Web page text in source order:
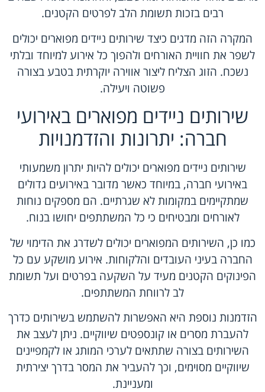
רבים בזכות תשומת הלב לפרטים הקטנים.
המקרה הזה מדגים כיצד שירותים ניידים מפוארים יכולים
לשפר את חוויית האורחים ולהפוך כל אירוע למיוחד ובלתי
נשכח. הזוג הצליח ליצור אווירה יוקרתית בטבע בצורה
פשוטה ויעילה.
שירותים ניידים מפוארים באירועי
חברה: יתרונות והזדמנויות
שירותים ניידים מפוארים יכולים להיות יתרון משמעותי
באירועי חברה, במיוחד כאשר מדובר באירועים גדולים
שמתקיימים במקומות לא שגרתיים. הם מספקים נוחות
לאורחים ומבטיחים כי כל המשתתפים יחושו בנוח.
כמו כן, השירותים המפוארים יכולים לשדרג את הדימוי של
החברה בעיני העובדים והלקוחות. אירוע מושקע עם כל
הפינוקים הקטנים מעיד על השקעה בפרטים ועל תשומת
לב לרווחת המשתתפים.
הזדמנות נוספת היא האפשרות להשתמש בשירותים כדרך
להעברת מסרים או קונספטים שיווקיים. ניתן לעצב את
השירותים בצורה שתתאים לערכי המותג או לקמפיינים
שיווקיים מסוימים, וכך להעביר את המסר בדרך יצירתית
ומעניינת.